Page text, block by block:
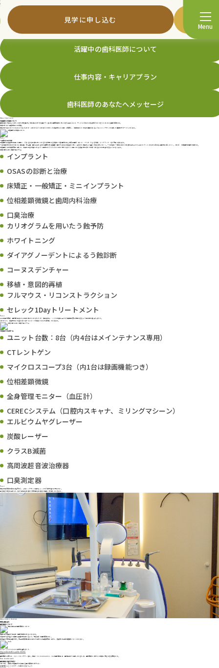
見学に申し込む
Menu
歯科医師の皆さんへ
> 歯科医師の皆さんへ
治療について
活躍中の歯科医師について
仕事内容・キャリアプラン
歯科医師のあなたへメッセージ
About treatment
丸尾歯科の治療について
開業当時40年前より行ってきた予防歯科。初診時点で丁寧な歯ブラシ指導と歯周治療を行ってきた結果として、デンタルIQの高い患者様がついてきてくれている歯科医院です。
治療方針は一口腔単位での治療。
現在の状態について「なぜこうなったのか・これからどうすればいいのか」を患者様にご説明・ご提案し、治療後はいい状態を維持できるようにメインテナンスを通して健康をサポートしています。
Point
一口腔単位の治療
丸尾歯科は患者様の年齢も幅広く、さまざまな診療を行っているため対応する治療も一般歯科をはじめ矯正歯科・エンド・ぺリオ・いびき治療・インプラント…など多岐に渡ります。
一本の歯牙を治すのではなく隣在歯、対合歯、歯列全体を含めた歯周や欠損補綴・歯列不正などの処置を行い、失われた機能をより良い状態に戻していく。 一つの口を一単位と考えて治療計画を立てて全体でバランスのとれた咬める口腔内に治していく。 それが、丸尾歯科の歯科治療です。
丸尾歯科での治療経験を通して、お口の状態が壊れてしまい「自分でどうしたらいいのか分からない」と困っている患者様を導いてあげられるまでに成長できるようになります。
当院で身に付く治療プログラム
インプラント
OSASの診断と治療
床矯正・一般矯正・ミニインプラント
位相差顕微鏡と歯周内科治療
口臭治療
カリオグラムを用いたう蝕予防
ホワイトニング
ダイアグノーデントによるう蝕診断
コーヌスデンチャー
移植・意図的再植
フルマウス・リコンストラクション
セレック1Dayトリートメント
Point
以前は歯科医師・歯科衛生士ともに担当制にしていましたが、現在は休み・シフトの兼ね合いから臨機応変に対応できるよう担当制を廃止しました。
これからも、患者様のご希望に沿いながらスタッフの働きやすさを実現していきます。
丸尾歯科の設備一覧
ユニット台数：8台（内4台はメインテナンス専用）
CTレントゲン
マイクロスコープ3台（内1台は録画機能つき）
位相差顕微鏡
全身管理モニター（血圧計）
CERECシステム（口腔内スキャナ、ミリングマシーン）
エルビウムヤグレーザー
炭酸レーザー
クラスB滅菌
高周波超音波治療器
口臭測定器
Point
現在の駐車場の場所に増築をし、今後メンテナンス用のユニットを5台分増やす予定です。
引き続き予防を中心としながら身近な治療から専門的な治療まで幅広く対応していきます。
About active dentists
現在活躍中の
歯科医師について
院長と副院長の2名体制で歯科治療を行なっています。
お口の状態を整えて綺麗な口腔内を保てるよう、予防中心の歯科医院です。
副院長の専門は口腔外科。総合病院勤務時代に学んだ他科との連携経験を活かし、患者様の全身の健康をつくっています。
ドクターズファイルにて取材を受けました
https://doctorsfile.jp/h/100266/
Point
歯科医師に限らず、スタッフもベテラン揃い。知識・スキルともに高いレベルの歯科衛生士・歯科助手が活躍しているため、歯科医師も安心して治療に専念できる環境です。
How dentists work
歯科医師の働き方紹介
それでは、実際に丸尾歯科で活躍する歯科医師をモデルに、
仕事内容とキャリアプランを見ていきましょう